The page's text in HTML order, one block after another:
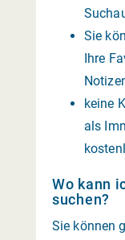
Sie
Ihre
keine
als
Wo kann
suchen?
Sie können